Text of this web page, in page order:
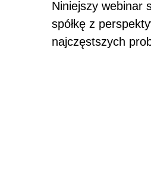
Niniejszy webinar
spółkę z
najczęstszych